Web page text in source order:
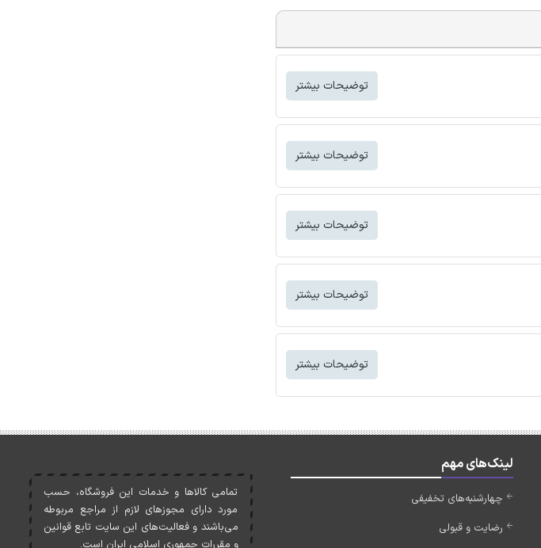
توضیحات بیشتر
توضیحات بیشتر
توضیحات بیشتر
توضیحات بیشتر
توضیحات بیشتر
لینک‌های مهم
چهارشنبه‌های تخفیفی
رضایت و قبولی
تمامی کالاها و خدمات اين فروشگاه، حسب
مورد دارای مجوزهای لازم از مراجع مربوطه
می‌باشند و فعاليت‌های اين سايت تابع قوانين
و مقررات جمهوری اسلامی ايران است.